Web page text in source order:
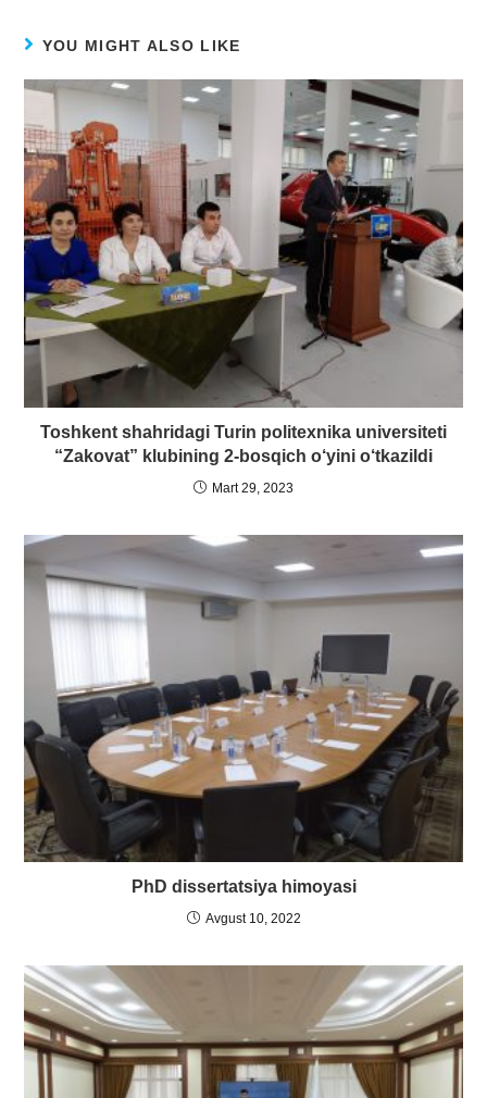
YOU MIGHT ALSO LIKE
Toshkent shahridagi Turin politexnika universiteti
“Zakovat” klubining 2-bosqich o‘yini o‘tkazildi
Mart 29, 2023
PhD dissertatsiya himoyasi
Avgust 10, 2022